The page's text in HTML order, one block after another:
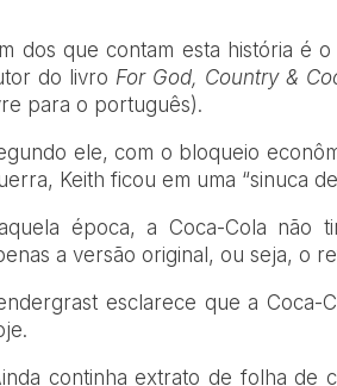
dos que contam esta história é
do livro For God, Country &
para o português).
ele, com o bloqueio
Keith ficou em uma “sinuca
época, a Coca-Cola não
a versão original, ou seja, o
esclarece que a Coca-
continha extrato de folha de